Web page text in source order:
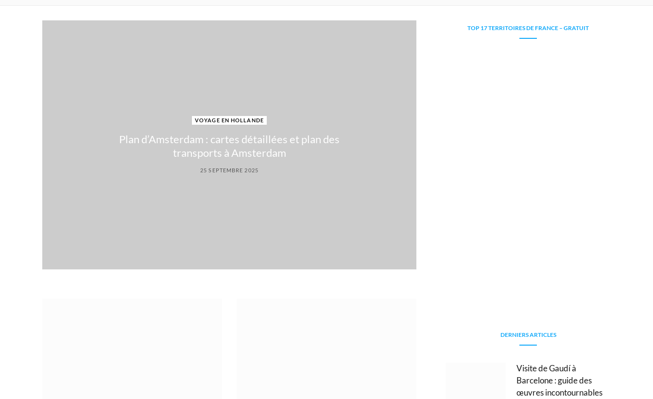
VOYAGE EN HOLLANDE
Plan d’Amsterdam : cartes détaillées et plan des
transports à Amsterdam
25 SEPTEMBRE 2025
TOP 17 TERRITOIRES DE FRANCE – GRATUIT
DERNIERS ARTICLES
Visite de Gaudí à
Barcelone : guide des
œuvres incontournables